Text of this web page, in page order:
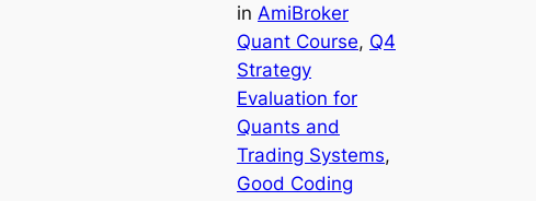
in AmiBroker
Quant Course, Q4
Strategy
Evaluation for
Quants and
Trading Systems
Good Coding